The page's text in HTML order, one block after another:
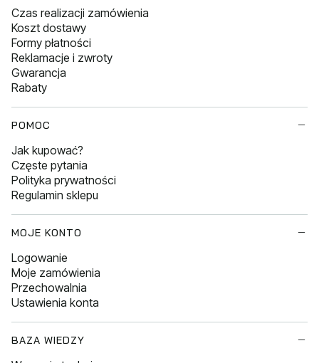
Czas realizacji zamówienia
Koszt dostawy
Formy płatności
Reklamacje i zwroty
Gwarancja
Rabaty
POMOC
Jak kupować?
Częste pytania
Polityka prywatności
Regulamin sklepu
MOJE KONTO
Logowanie
Moje zamówienia
Przechowalnia
Ustawienia konta
BAZA WIEDZY